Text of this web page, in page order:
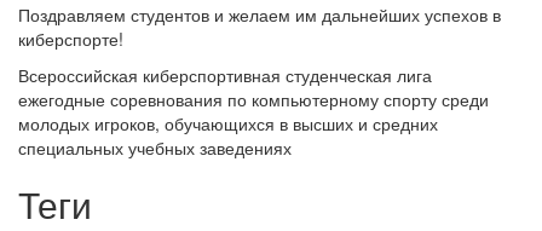
Поздравляем студентов и желаем им дальнейших успехов в
киберспорте!
Всероссийская киберспортивная студенческая лига
ежегодные соревнования по компьютерному спорту среди
молодых игроков, обучающихся в высших и средних
специальных учебных заведениях
Теги